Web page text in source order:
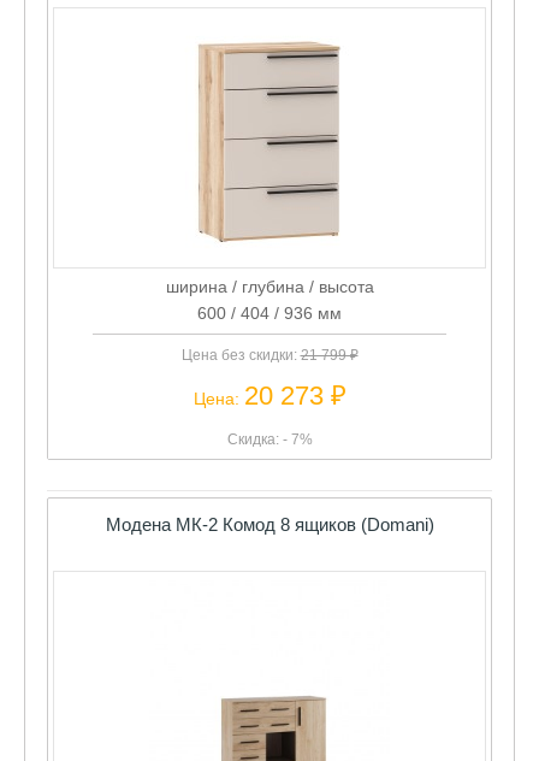
ширина / глубина / высота
600 / 404 / 936 мм
Цена без скидки:21 799 ₽
Цена: 20 273 ₽
Скидка: - 7%
Модена МК-2 Комод 8 ящиков (Domani)